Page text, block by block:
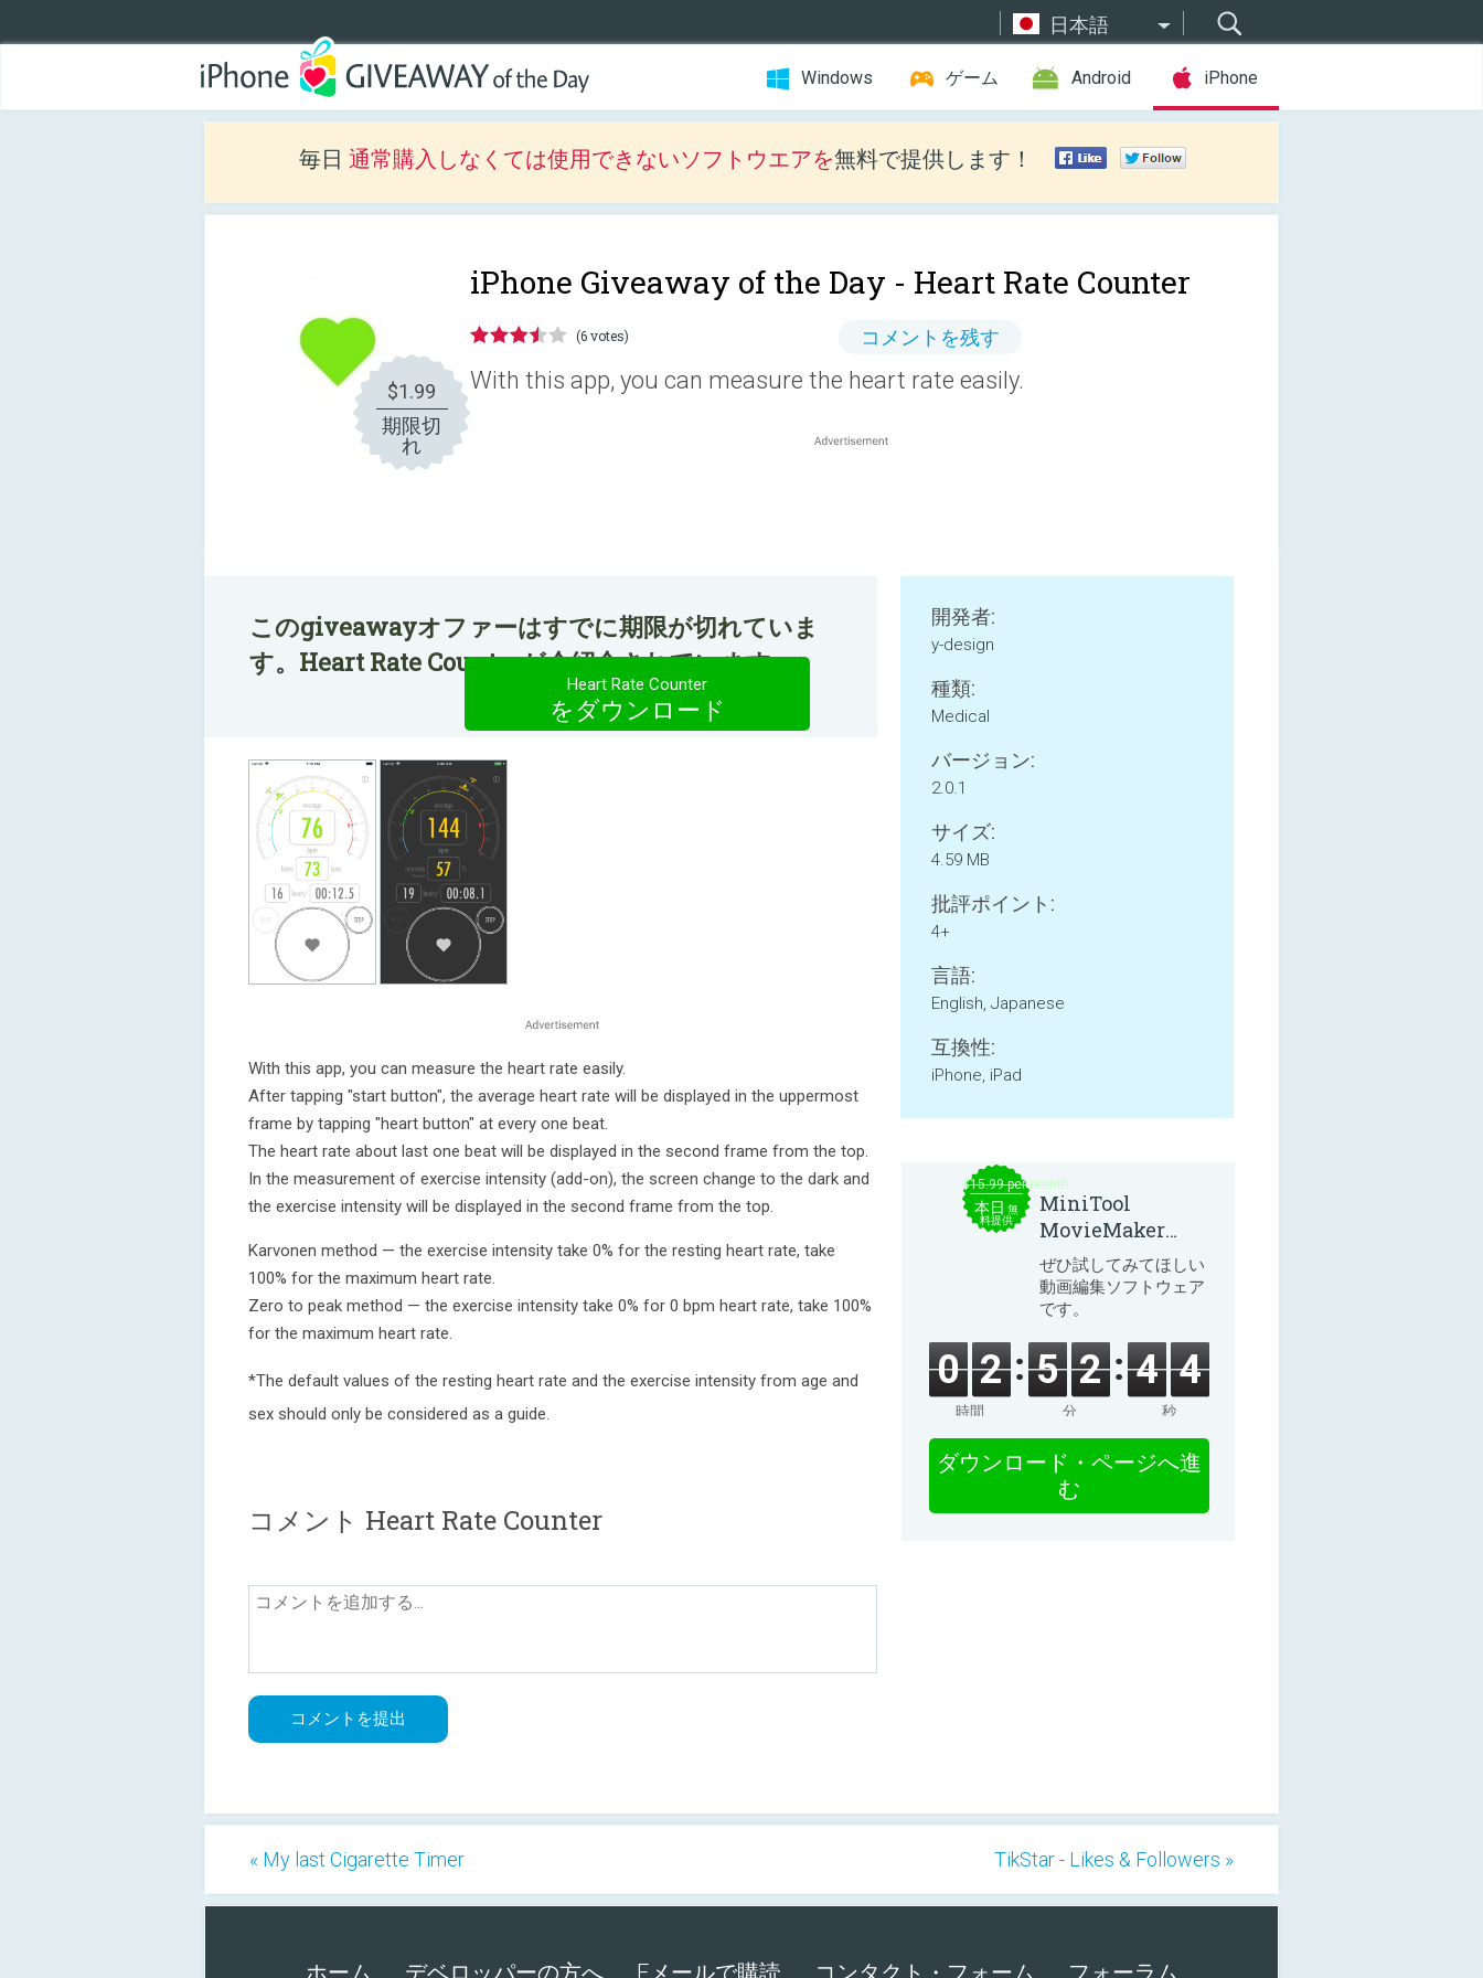
日本語
Windows ゲーム Android iPhone
毎日 通常購入しなくては使用できないソフトウエアを無料で提供します！
$1.99
期限切
れ
iPhone Giveaway of the Day - Heart Rate Counter
(6 votes) コメントを残す
With this app, you can measure the heart rate easily.
このgiveawayオファーはすでに期限が切れていま
す。Heart Rate Counterが今紹介されています。
Heart Rate Counter
をダウンロード
With this app, you can measure the heart rate easily.
After tapping "start button", the average heart rate will be displayed in the uppermost
frame by tapping "heart button" at every one beat.
The heart rate about last one beat will be displayed in the second frame from the top.
In the measurement of exercise intensity (add-on), the screen change to the dark and
the exercise intensity will be displayed in the second frame from the top.
Karvonen method — the exercise intensity take 0% for the resting heart rate, take
100% for the maximum heart rate.
Zero to peak method — the exercise intensity take 0% for 0 bpm heart rate, take 100%
for the maximum heart rate.
*The default values of the resting heart rate and the exercise intensity from age and
sex should only be considered as a guide.
開発者:
y-design
種類:
Medical
バージョン:
2.0.1
サイズ:
4.59 MB
批評ポイント:
4+
言語:
English, Japanese
互換性:
iPhone, iPad
コメント Heart Rate Counter
$15.99 per month
本日 無
料提供
MiniTool
MovieMaker
8.8.0
ぜひ試してみてほしい
動画編集ソフトウェア
です。
0 2
時間
5 2
分
4 4
秒
ダウンロード・ページへ進
む
« My last Cigarette Timer TikStar - Likes & Followers »
ホーム デベロッパーの方へ Eメールで購読 コンタクト・フォーム フォーラム